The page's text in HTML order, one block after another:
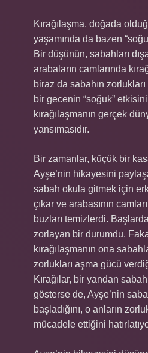
Kırağılaşma, doğada
yaşamında da bazen
Bir düşünün, sabahları
arabaların camlarında
biraz da sabahın
bir gecenin “soğuk” etkisini
kırağılaşmanın gerçek
yansımasıdır.
Bir zamanlar, küçük bir
Ayşe’nin hikayesini
sabah okula gitmek için
çıkar ve arabasının
buzları temizlerdi.
zorlayan bir durumdu.
kırağılaşmanın ona
zorlukları aşma gücü
Kırağılar, bir yandan
gösterse de, Ayşe’nin
başladığını, o anların
mücadele ettiğini